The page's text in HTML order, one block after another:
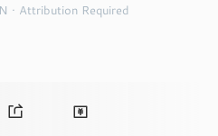
· Attribution Required